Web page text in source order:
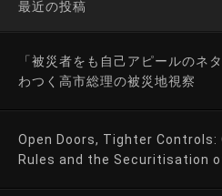
最近の投稿
「被災者をも自己アピールの
わつく高市総理の被災地視察
Open Doors, Tighter Controls:
Rules and the Securitisation